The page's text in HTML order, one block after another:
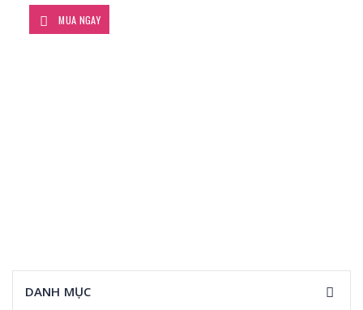
MUA NGAY
DANH MỤC